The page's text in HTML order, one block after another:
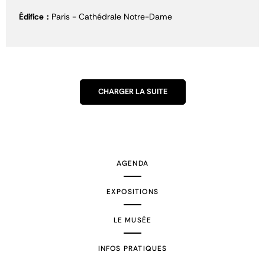
Édifice Paris - Cathédrale Notre-Dame
CHARGER LA SUITE
AGENDA
EXPOSITIONS
LE MUSÉE
INFOS PRATIQUES